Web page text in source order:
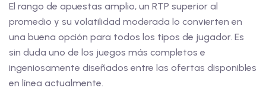
El rango de apuestas amplio, un RTP superior al
promedio y su volatilidad moderada lo convierten en
una buena opción para todos los tipos de jugador. Es
sin duda uno de los juegos más completos e
ingeniosamente diseñados entre las ofertas disponibles
en línea actualmente.